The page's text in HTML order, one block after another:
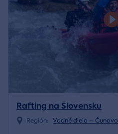
Rafting na Slovensku
Región: Vodné dielo – Čunovo